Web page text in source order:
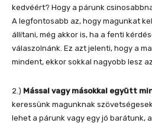
kedvéért? Hogy a párunk
A legfontosabb az, hogy magunkat
állítani, még akkor is, ha a fenti
válaszolnánk. Ez azt jelenti, hogy a
mindent, ekkor sokkal nagyobb lesz
2.) Mással vagy másokkal együtt
keressünk magunknak
lehet a párunk vagy egy jó barátunk,